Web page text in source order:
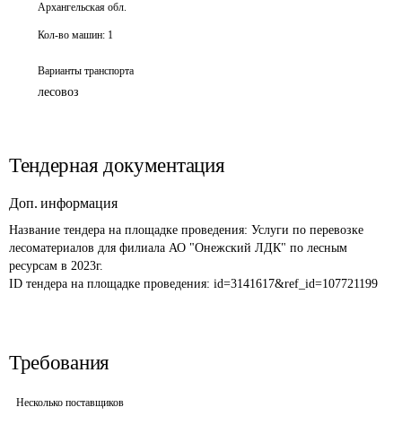
Архангельская обл.
Кол-во машин: 1
Варианты транспорта
лесовоз
Тендерная документация
Доп. информация
Название тендера на площадке проведения: Услуги по перевозке
лесоматериалов для филиала АО "Онежский ЛДК" по лесным
ресурсам в 2023г.
ID тендера на площадке проведения: id=3141617&ref_id=107721199
Требования
Несколько поставщиков